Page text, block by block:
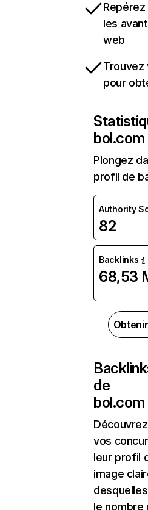
les
web
Trouvez
pour
bol.com
Plongez
profil de
Authority
82
Backlinks
68,53
de
bol.com
vos
leur profil
image
le nombre